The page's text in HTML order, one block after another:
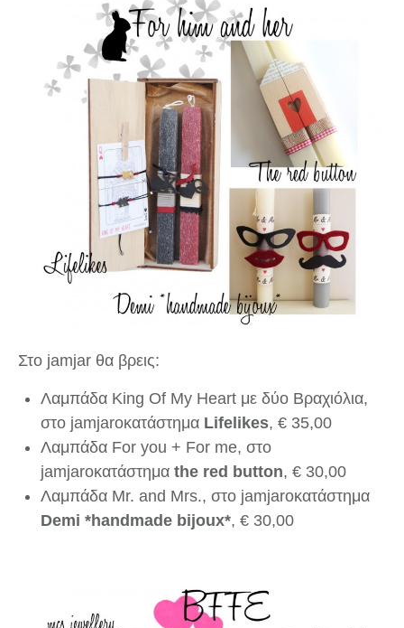
Στο jamjar θα βρεις:
Λαμπάδα King Of My Heart με δύο Βραχιόλια,
στο jamjarοκατάστημα Lifelikes, € 35,00
Λαμπάδα For you + For me, στο
jamjarοκατάστημα the red button, € 30,00
Λαμπάδα Mr. and Mrs., στο jamjarοκατάστημα
Demi *handmade bijoux*, € 30,00